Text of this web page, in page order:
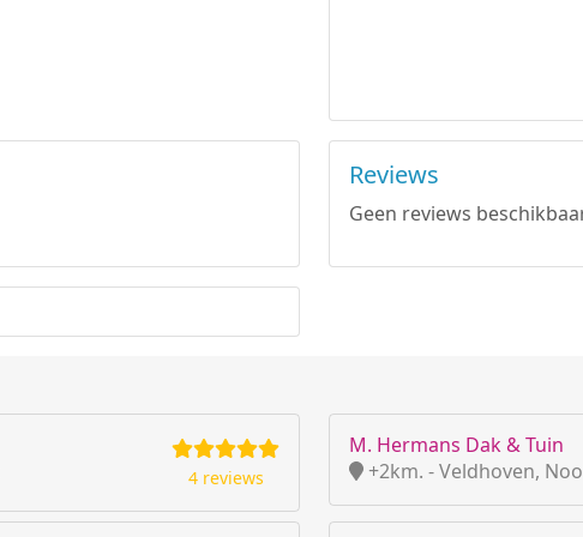
Reviews
Geen reviews
4 reviews
M. Hermans Dak & Tuin
+2km. - Veldhoven,